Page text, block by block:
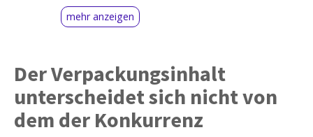
Der Verpackungsinhalt
unterscheidet sich nicht von
dem der Konkurrenz